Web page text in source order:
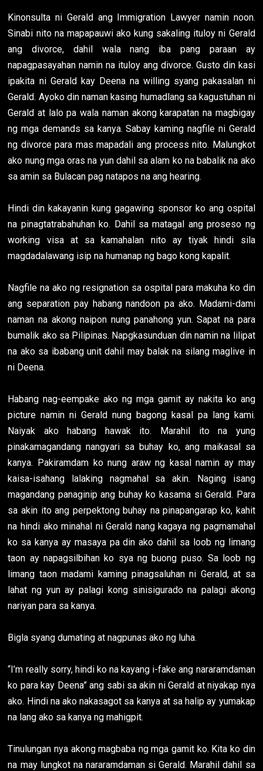
Kinonsulta ni Gerald ang Immigration Lawyer namin noon.
Sinabi nito na mapapauwi ako kung sakaling ituloy ni Gerald
ang divorce, dahil wala nang iba pang paraan ay
napagpasayahan namin na ituloy ang divorce. Gusto din kasi
ipakita ni Gerald kay Deena na willing syang pakasalan ni
Gerald. Ayoko din naman kasing humadlang sa kagustuhan ni
Gerald at lalo pa wala naman akong karapatan na magbigay
ng mga demands sa kanya. Sabay kaming nagfile ni Gerald
ng divorce para mas mapadali ang process nito. Malungkot
ako nung mga oras na yun dahil sa alam ko na babalik na ako
sa amin sa Bulacan pag natapos na ang hearing.
Hindi din kakayanin kung gagawing sponsor ko ang ospital
na pinagtatrabahuhan ko. Dahil sa matagal ang proseso ng
working visa at sa kamahalan nito ay tiyak hindi sila
magdadalawang isip na humanap ng bago kong kapalit.
Nagfile na ako ng resignation sa ospital para makuha ko din
ang separation pay habang nandoon pa ako. Madami-dami
naman na akong naipon nung panahong yun. Sapat na para
bumalik ako sa Pilipinas. Napgkasunduan din namin na lilipat
na ako sa ibabang unit dahil may balak na silang maglive in
ni Deena.
Habang nag-eempake ako ng mga gamit ay nakita ko ang
picture namin ni Gerald nung bagong kasal pa lang kami.
Naiyak ako habang hawak ito. Marahil ito na yung
pinakamagandang nangyari sa buhay ko, ang maikasal sa
kanya. Pakiramdam ko nung araw ng kasal namin ay may
kaisa-isahang lalaking nagmahal sa akin. Naging isang
magandang panaginip ang buhay ko kasama si Gerald. Para
sa akin ito ang perpektong buhay na pinapangarap ko, kahit
na hindi ako minahal ni Gerald nang kagaya ng pagmamahal
ko sa kanya ay masaya pa din ako dahil sa loob ng limang
taon ay napagsilbihan ko sya ng buong puso. Sa loob ng
limang taon madami kaming pinagsaluhan ni Gerald, at sa
lahat ng yun ay palagi kong sinisigurado na palagi akong
nariyan para sa kanya.
Bigla syang dumating at nagpunas ako ng luha.
“I’m really sorry, hindi ko na kayang i-fake ang nararamdaman
ko para kay Deena” ang sabi sa akin ni Gerald at niyakap nya
ako. Hindi na ako nakasagot sa kanya at sa halip ay yumakap
na lang ako sa kanya ng mahigpit.
Tinulungan nya akong magbaba ng mga gamit ko. Kita ko din
na may lungkot na nararamdaman si Gerald. Marahil dahil sa